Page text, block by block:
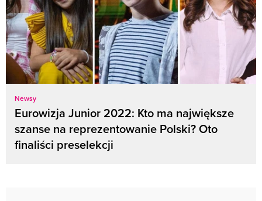
Newsy
Eurowizja Junior 2022: Kto ma największe
szanse na reprezentowanie Polski? Oto
finaliści preselekcji